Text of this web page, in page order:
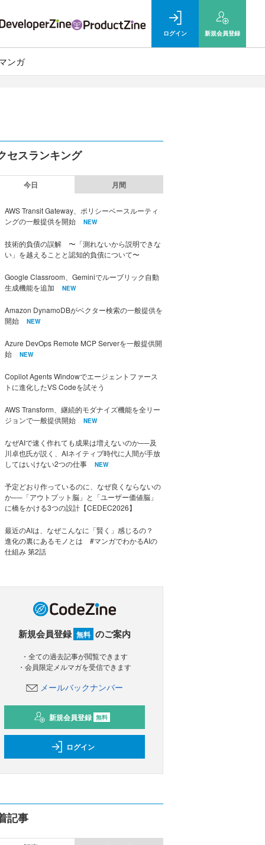
ログイン 新規会員登録
ンガ
セスランキング
今日 月間
AWS Transit Gateway、ポリシーベースルーティ
ングの一般提供を開始
NEW
技術的負債の誤解 〜「測れないから説明できな
い」を越えることと認知的負債について〜
Google Classroom、Geminiでルーブリック自動
生成機能を追加
NEW
Amazon DynamoDBがベクター検索の一般提供を
開始
NEW
Azure DevOps Remote MCP Serverを一般提供開
始
NEW
Copilot Agents Windowでエージェントファース
トに進化したVS Codeを試そう
AWS Transform、継続的モダナイズ機能を全リー
ジョンで一般提供開始
NEW
なぜAIで速く作れても成果は増えないのか──及
川卓也氏が説く、AIネイティブ時代に人間が手放
してはいけない2つの仕事
NEW
予定どおり作っているのに、なぜ良くならないの
か──「アウトプット脳」と「ユーザー価値脳」
に橋をかける3つの設計【CEDEC2026】
最近のAIは、なぜこんなに「賢く」感じるの？
進化の裏にあるモノとは #マンガでわかるAIの
仕組み 第2話
新規会員登録 無料 のご案内
・全ての過去記事が閲覧できます
・会員限定メルマガを受信できます
メールバックナンバー
新規会員登録 無料
ログイン
記事